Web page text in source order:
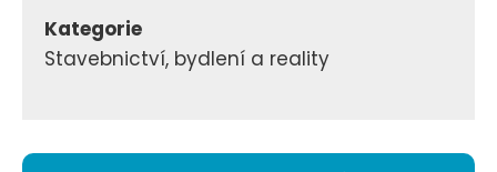
Kategorie
Stavebnictví, bydlení a reality